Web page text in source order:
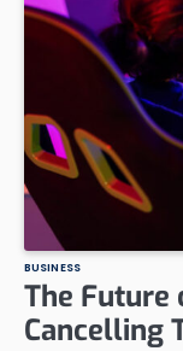
BUSINESS
The Future
Cancelling